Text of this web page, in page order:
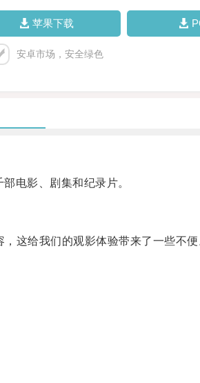
苹果下载
安卓市场，安全绿色
电影、剧集和纪录片。
这给我们的观影体验带来了一些不便